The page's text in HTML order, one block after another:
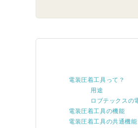
電装圧着工具って？
用途
ロブテックスの
電装圧着工具の機能
電装圧着工具の共通機能